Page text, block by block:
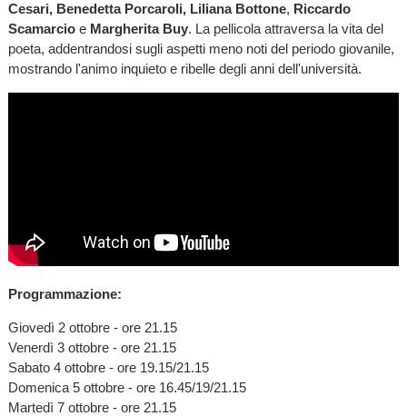
Cesari, Benedetta Porcaroli, Liliana Bottone, Riccardo
Scamarcio e Margherita Buy. La pellicola attraversa la vita del
poeta, addentrandosi sugli aspetti meno noti del periodo giovanile,
mostrando l'animo inquieto e ribelle degli anni dell'università.
Programmazione:
Giovedì 2 ottobre - ore 21.15
Venerdì 3 ottobre - ore 21.15
Sabato 4 ottobre - ore 19.15/21.15
Domenica 5 ottobre - ore 16.45/19/21.15
Martedì 7 ottobre - ore 21.15